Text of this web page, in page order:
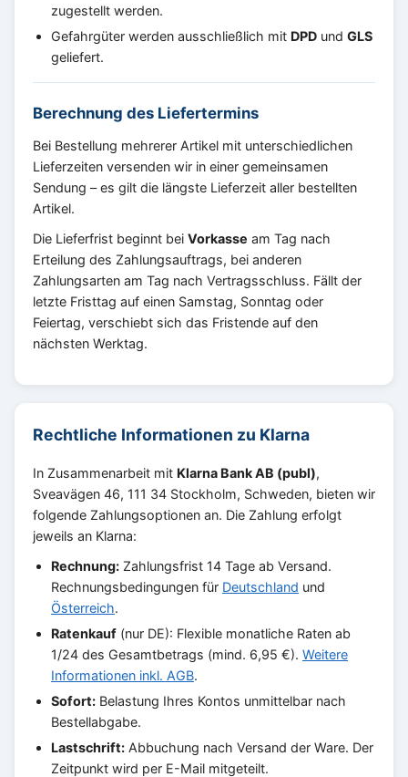
zugestellt werden.
Gefahrgüter werden ausschließlich mit DPD und GLS
geliefert.
Berechnung des Liefertermins
Bei Bestellung mehrerer Artikel mit unterschiedlichen
Lieferzeiten versenden wir in einer gemeinsamen
Sendung – es gilt die längste Lieferzeit aller bestellten
Artikel.
Die Lieferfrist beginnt bei Vorkasse am Tag nach
Erteilung des Zahlungsauftrags, bei anderen
Zahlungsarten am Tag nach Vertragsschluss. Fällt der
letzte Fristtag auf einen Samstag, Sonntag oder
Feiertag, verschiebt sich das Fristende auf den
nächsten Werktag.
Rechtliche Informationen zu Klarna
In Zusammenarbeit mit Klarna Bank AB (publ),
Sveavägen 46, 111 34 Stockholm, Schweden, bieten wir
folgende Zahlungsoptionen an. Die Zahlung erfolgt
jeweils an Klarna:
Rechnung: Zahlungsfrist 14 Tage ab Versand.
Rechnungsbedingungen für Deutschland und
Österreich.
Ratenkauf (nur DE): Flexible monatliche Raten ab
1/24 des Gesamtbetrags (mind. 6,95 €). Weitere
Informationen inkl. AGB.
Sofort: Belastung Ihres Kontos unmittelbar nach
Bestellabgabe.
Lastschrift: Abbuchung nach Versand der Ware. Der
Zeitpunkt wird per E-Mail mitgeteilt.